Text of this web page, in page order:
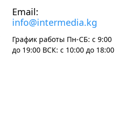
Email:
info@intermedia.kg
График работы Пн-СБ: с 9:00
до 19:00 ВСК: с 10:00 до 18:00